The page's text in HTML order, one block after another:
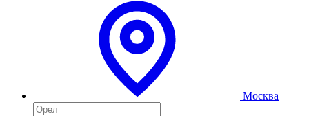
Москва